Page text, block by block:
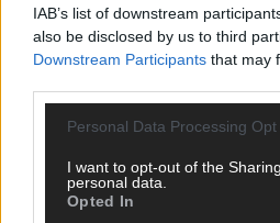
IAB’s list of downstream
also be disclosed by us to third
Downstream Participants that may
Personal Data Processing Opt
I want to opt-out of the
personal data.
Opted In